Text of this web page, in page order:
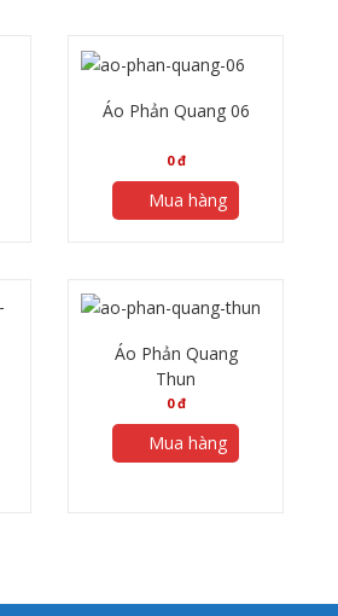
Áo Phản Quang 06
0đ
Mua hàng
Áo Phản Quang
Thun
0đ
Mua hàng